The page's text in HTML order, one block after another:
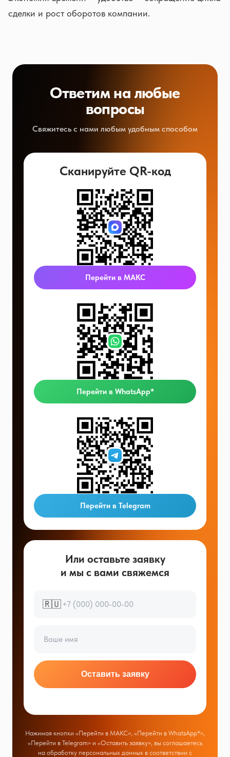
сделки и рост оборотов компании.
Ответим на любые
вопросы
Свяжитесь с нами любым удобным способом
Сканируйте QR-код
Перейти в МАКС
Перейти в WhatsApp*
Перейти в Telegram
Или оставьте заявку
и мы с вами свяжемся
🇷🇺
Оставить заявку
Нажимая кнопки «Перейти в МАКС», «Перейти в WhatsApp*»,
«Перейти в Telegram» и «Оставить заявку», вы соглашаетесь
на обработку персональных данных в соответствии с